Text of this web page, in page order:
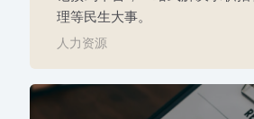
理等民生大事。
人力资源